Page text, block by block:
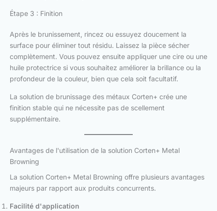
Étape 3 : Finition
Après le brunissement, rincez ou essuyez doucement la
surface pour éliminer tout résidu. Laissez la pièce sécher
complètement. Vous pouvez ensuite appliquer une cire ou une
huile protectrice si vous souhaitez améliorer la brillance ou la
profondeur de la couleur, bien que cela soit facultatif.
La solution de brunissage des métaux Corten+ crée une
finition stable qui ne nécessite pas de scellement
supplémentaire.
Avantages de l'utilisation de la solution Corten+ Metal
Browning
La solution Corten+ Metal Browning offre plusieurs avantages
majeurs par rapport aux produits concurrents.
Facilité d'application